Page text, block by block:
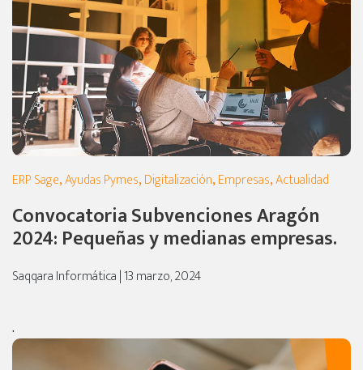
ERP Sage,Ayudas Pymes,Digitalización,Empresas,Actualidad
Convocatoria Subvenciones Aragón
2024: Pequeñas y medianas empresas.
Saqqara Informática | 13 marzo, 2024
.